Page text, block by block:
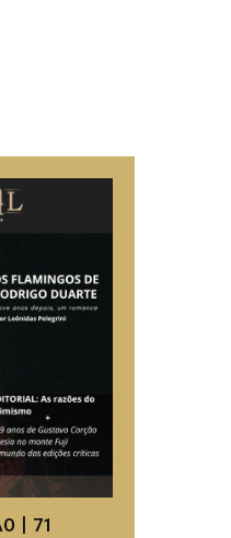
丨71